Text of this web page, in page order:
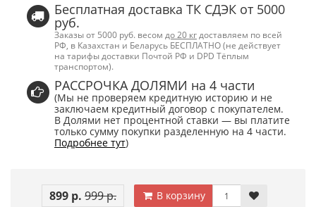
Бесплатная доставка ТК СДЭК от 5000
руб.
Заказы от 5000 руб. весом до 20 кг доставляем по всей
РФ, в Казахстан и Беларусь БЕСПЛАТНО (не действует
на тарифы доставки Почтой РФ и DPD Тёплым
транспортом).
РАССРОЧКА ДОЛЯМИ на 4 части
(Мы не проверяем кредитную историю и не
заключаем кредитный договор с покупателем.
В Долями нет процентной ставки — вы платите
только сумму покупки разделенную на 4 части.
Подробнее тут)
899 р. 999 р. В корзину